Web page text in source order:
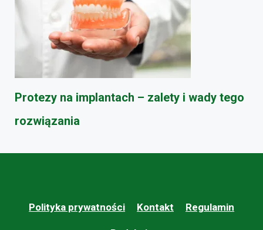
Protezy na implantach – zalety i wady tego
rozwiązania
Polityka prywatności Kontakt Regulamin